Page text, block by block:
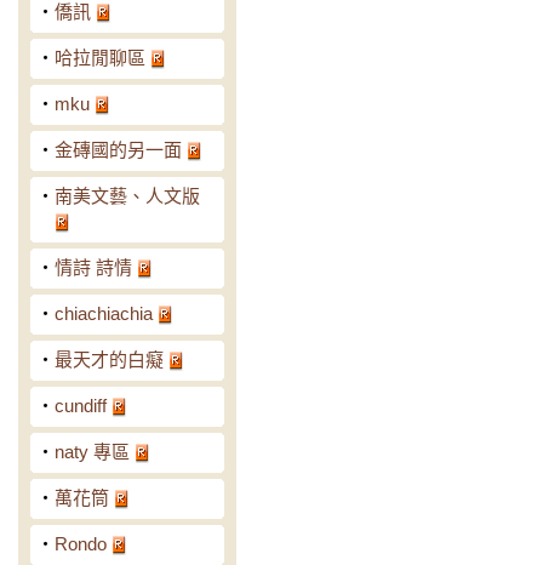
‧ 僑訊
‧ 哈拉閒聊區
‧ mku
‧ 金磚國的另一面
‧ 南美文藝、人文版
‧ 情詩 詩情
‧ chiachiachia
‧ 最天才的白癡
‧ cundiff
‧ naty 專區
‧ 萬花筒
‧ Rondo